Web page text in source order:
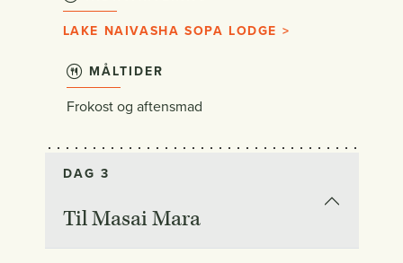
LAKE NAIVASHA SOPA LODGE >
MÅLTIDER
Frokost og aftensmad
DAG 3
Til Masai Mara